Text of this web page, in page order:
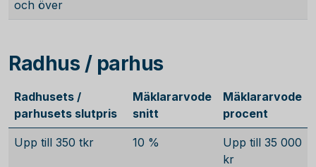
och över
Radhus / parhus
Radhusets /
parhusets slutpris
Mäklararvode
snitt
Mäklararvode
procent
Upp till 350 tkr 10 %
Upp till 35 000
kr